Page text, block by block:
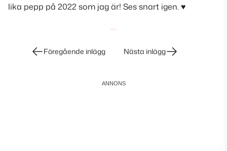
lika pepp på 2022 som jag är! Ses snart igen. ♥
InläggsnavigeringFöregående inlägg Nästa inlägg